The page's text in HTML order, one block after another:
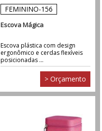
FEMININO-156
Escova Mágica
Escova plástica com design
ergonômico e cerdas flexíveis
posicionadas ...
> Orçamento